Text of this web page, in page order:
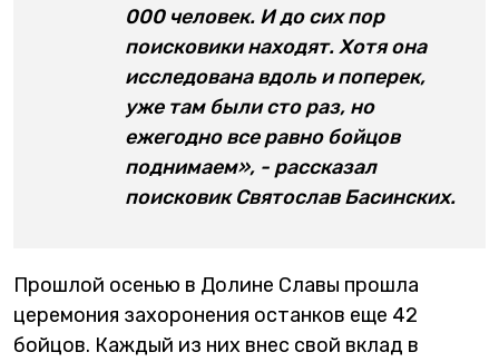
000 человек. И до сих пор
поисковики находят. Хотя она
исследована вдоль и поперек,
уже там были сто раз, но
ежегодно все равно бойцов
поднимаем», - рассказал
поисковик Святослав Басинских.
Прошлой осенью в Долине Славы прошла
церемония захоронения останков еще 42
бойцов. Каждый из них внес свой вклад в